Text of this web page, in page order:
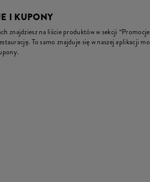
I KUPONY
znajdziesz na liście produktów w sekcji
To samo znajduje się w naszej aplikacji